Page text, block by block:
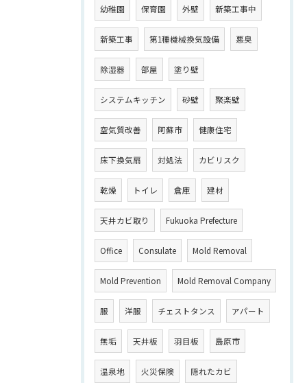
幼稚園 保育園 外壁 新築工事中
新築工事 第1種機械換気設備 悪臭
除湿器 部屋 塗り壁
システムキッチン 砂壁 聚楽壁
空気質改善 阿蘇市 健康住宅
床下換気扇 対処法 カビリスク
乾燥 トイレ 倉庫 建材
天井カビ取り Fukuoka Prefecture
Office Consulate Mold Removal
Mold Prevention Mold Removal Company
服 洋服 チェストタンス アパート
無垢 天井板 羽目板 島原市
温泉地 火災保険 隠れたカビ